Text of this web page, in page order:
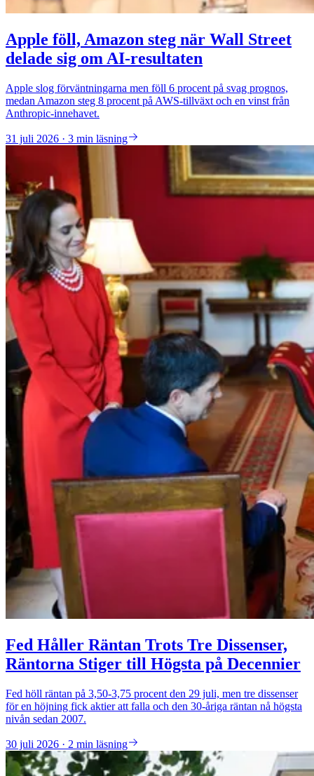
Apple föll, Amazon steg när Wall Street
delade sig om AI-resultaten
Apple slog förväntningarna men föll 6 procent på svag prognos,
medan Amazon steg 8 procent på AWS-tillväxt och en vinst från
Anthropic-innehavet.
31 juli 2026 · 3 min läsning
Fed Håller Räntan Trots Tre Dissenser,
Räntorna Stiger till Högsta på Decennier
Fed höll räntan på 3,50-3,75 procent den 29 juli, men tre dissenser
för en höjning fick aktier att falla och den 30-åriga räntan nå högsta
nivån sedan 2007.
30 juli 2026 · 2 min läsning